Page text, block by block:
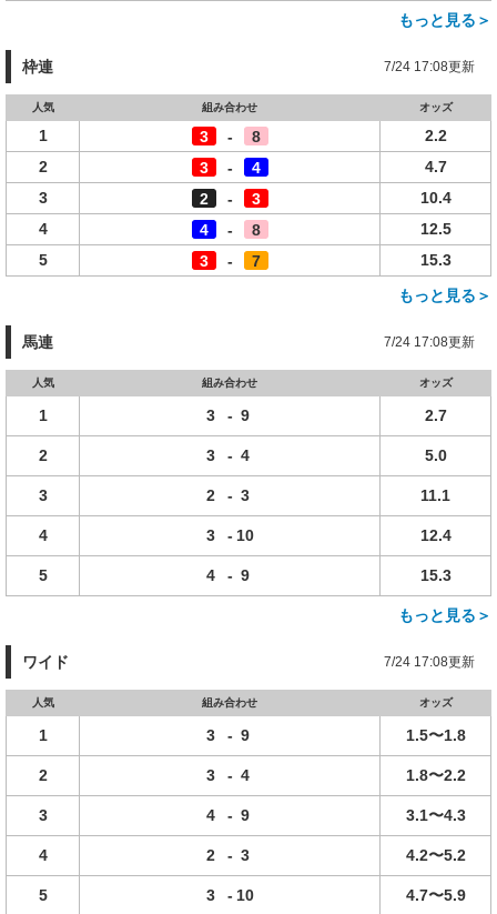
もっと見る＞
枠連 7/24 17:08更新
人気 組み合わせ オッズ
1 3 - 8
2.2
2
3 - 4
4.7
3
2 - 3
10.4
4
4 - 8
12.5
5
3 - 7
15.3
もっと見る＞
馬連 7/24 17:08更新
人気 組み合わせ オッズ
1 3 - 9 2.7
2 3 - 4 5.0
3 2 - 3 11.1
4 3 - 10 12.4
5 4 - 9 15.3
もっと見る＞
ワイド 7/24 17:08更新
人気 組み合わせ オッズ
1 3 - 9 1.5〜1.8
2 3 - 4 1.8〜2.2
3 4 - 9 3.1〜4.3
4 2 - 3 4.2〜5.2
5 3 - 10 4.7〜5.9